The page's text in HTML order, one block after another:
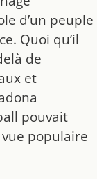
d’un peuple
Quoi qu’il
de
et
pouvait
populaire